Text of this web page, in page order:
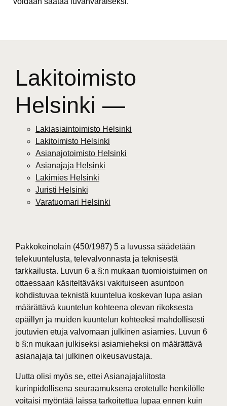
Lakitoimisto
Helsinki —
Lakiasiaintoimisto Helsinki
Lakitoimisto Helsinki
Asianajotoimisto Helsinki
Asianajaja Helsinki
Lakimies Helsinki
Juristi Helsinki
Varatuomari Helsinki
Pakkokeinolain (450/1987) 5 a luvussa säädetään
telekuuntelusta, televalvonnasta ja teknisestä
tarkkailusta. Luvun 6 a §:n mukaan tuomioistuimen on
ottaessaan käsiteltäväksi vakituiseen asuntoon
kohdistuvaa teknistä kuuntelua koskevan lupa asian
määrättävä kuuntelun kohteena olevan rikoksesta
epäillyn ja muiden kuuntelun kohteeksi mahdollisesti
joutuvien etuja valvomaan julkinen asiamies. Luvun 6
b §:n mukaan julkiseksi asiamieheksi on määrättävä
asianajaja tai julkinen oikeusavustaja.
Uutta olisi myös se, ettei Asianajajaliitosta
kurinpidollisena seuraamuksena erotetulle henkilölle
voitaisi myöntää laissa tarkoitettua lupaa ennen kuin